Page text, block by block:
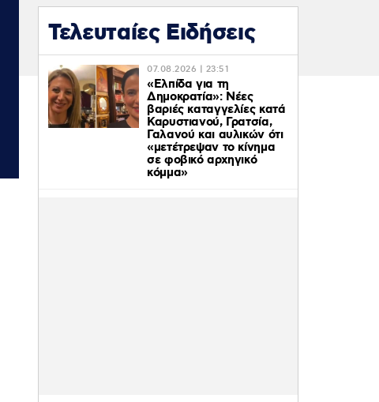
Τελευταίες Ειδήσεις
07.08.2026 | 23:51
«Ελπίδα για τη
Δημοκρατία»: Νέες
βαριές καταγγελίες κατά
Καρυστιανού, Γρατσία,
Γαλανού και αυλικών ότι
«μετέτρεψαν το κίνημα
σε φοβικό αρχηγικό
κόμμα»